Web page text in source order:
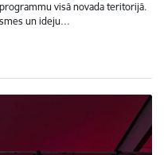
visā novada teritorijā.
un ideju…